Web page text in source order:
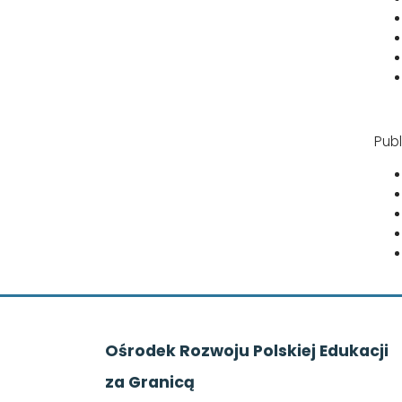
Ośrodek Rozwoju Polskiej Edukacji
za Granicą